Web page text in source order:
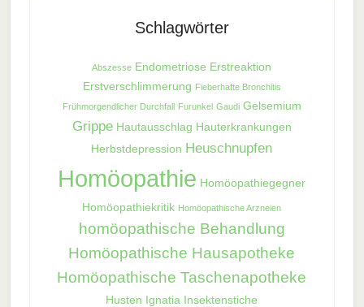
Schlagwörter
Abszesse Endometriose Erstreaktion
Erstverschlimmerung Fieberhafte Bronchitis
Frühmorgendlicher Durchfall Furunkel Gaudi Gelsemium
Grippe Hautausschlag Hauterkrankungen
Herbstdepression Heuschnupfen
Homöopathie Homöopathiegegner
Homöopathiekritik Homöopathische Arzneien
homöopathische Behandlung
Homöopathische Hausapotheke
Homöopathische Taschenapotheke
Husten Ignatia Insektenstiche